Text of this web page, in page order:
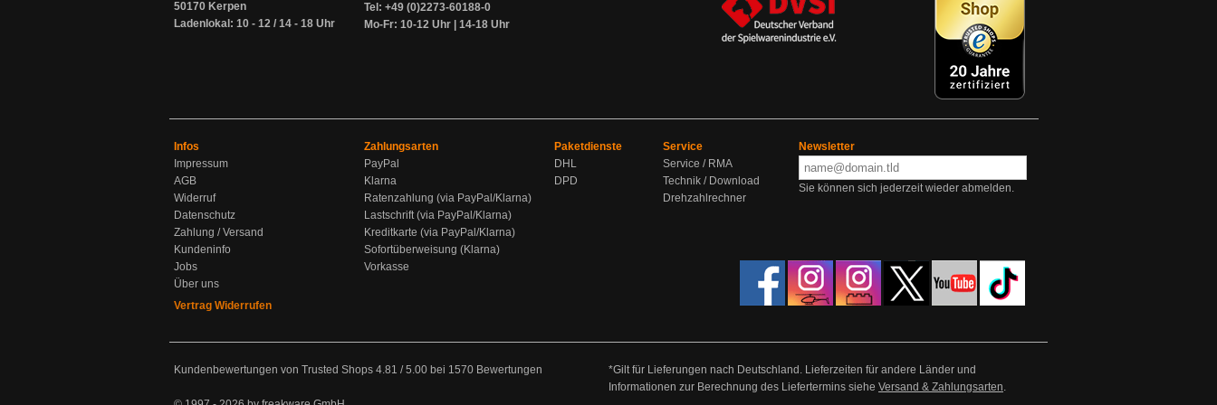
50170 Kerpen
Ladenlokal: 10 - 12 / 14 - 18 Uhr
Tel: +49 (0)2273-60188-0
Mo-Fr: 10-12 Uhr | 14-18 Uhr
Infos
Impressum
AGB
Widerruf
Datenschutz
Zahlung / Versand
Kundeninfo
Jobs
Über uns
Vertrag Widerrufen
Zahlungsarten
PayPal
Klarna
Ratenzahlung (via PayPal/Klarna)
Lastschrift (via PayPal/Klarna)
Kreditkarte (via PayPal/Klarna)
Sofortüberweisung (Klarna)
Vorkasse
Paketdienste
DHL
DPD
Service
Service / RMA
Technik / Download
Drehzahlrechner
Newsletter
Sie können sich jederzeit wieder abmelden.
Kundenbewertungen von Trusted Shops 4.81 /5.00 bei 1570 Bewertungen
*Gilt für Lieferungen nach Deutschland. Lieferzeiten für andere Länder und
Informationen zur Berechnung des Liefertermins siehe Versand & Zahlungsarten.